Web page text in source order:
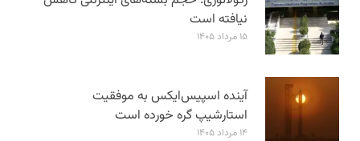
نیافته است
۱۵ مرداد ۱۴۰۵
آینده اسپیس‌ایکس به موفقیت
استارشیپ گره خورده است
۱۴ مرداد ۱۴۰۵